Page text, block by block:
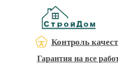
Контроль
Гарантия на все